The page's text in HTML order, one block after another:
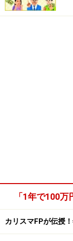
「1年で100
カリスマFPが伝授